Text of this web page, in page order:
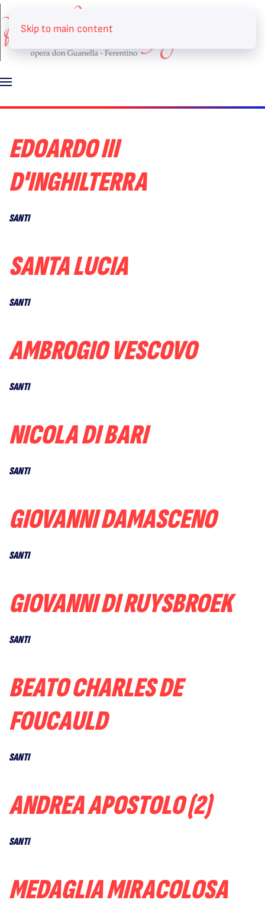
Skip to main content
EDOARDO III
D'INGHILTERRA
SANTI
SANTA LUCIA
SANTI
AMBROGIO VESCOVO
SANTI
NICOLA DI BARI
SANTI
GIOVANNI DAMASCENO
SANTI
GIOVANNI DI RUYSBROEK
SANTI
BEATO CHARLES DE
FOUCAULD
SANTI
ANDREA APOSTOLO (2)
SANTI
MEDAGLIA MIRACOLOSA